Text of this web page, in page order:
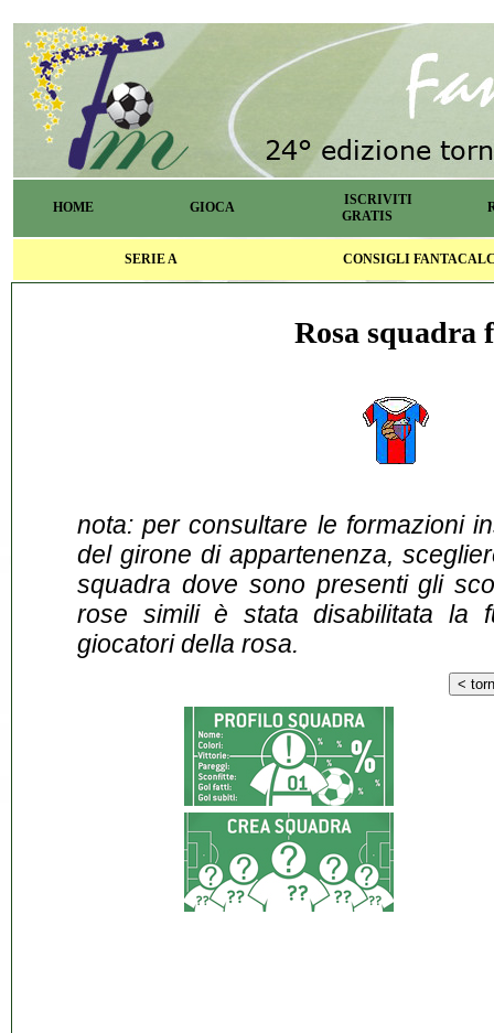
HOME GIOCA
ISCRIVITI
GRATIS
SERIE A CONSIGLI
Rosa squadra
nota: per consultare le formazioni
del girone di appartenenza,
squadra dove sono presenti gli
rose simili è stata disabilitata la
giocatori della rosa.